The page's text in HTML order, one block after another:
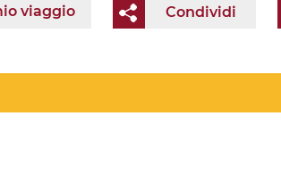
Condividi
viaggio